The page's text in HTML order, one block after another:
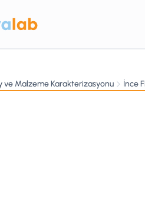
ve Malzeme Karakterizasyonu İnce